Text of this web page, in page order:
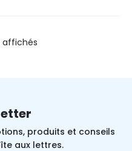
affichés
produits et conseils
aux lettres.